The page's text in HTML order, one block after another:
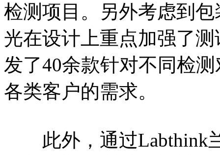
检测项目。另外考虑到
光在设计上重点加强了
发了40余款针对不同检
各类客户的需求。
此外，通过Labthink